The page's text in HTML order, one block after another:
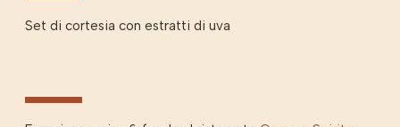
Set di cortesia con estratti di uva